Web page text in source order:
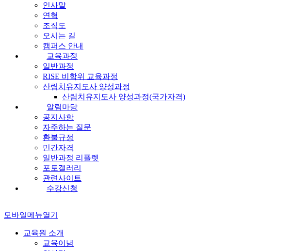
인사말
연혁
조직도
오시는 길
캠퍼스 안내
교육과정
일반과정
RISE 비학위 교육과정
산림치유지도사 양성과정
산림치유지도사 양성과정(국가자격)
알림마당
공지사항
자주하는 질문
환불규정
민간자격
일반과정 리플렛
포토갤러리
관련사이트
수강신청
모바일메뉴열기
교육원 소개
교육이념